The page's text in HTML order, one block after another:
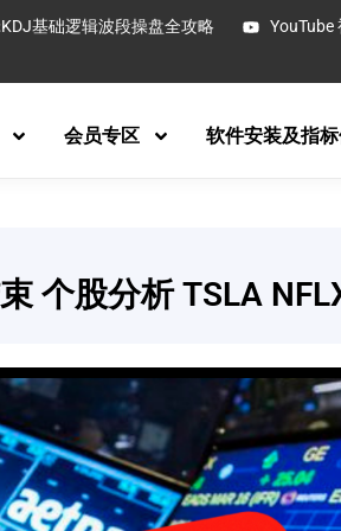
KDJ基础逻辑波段操盘全攻略
YouTube
会员专区 软件安装及指
个股分析 TSLA